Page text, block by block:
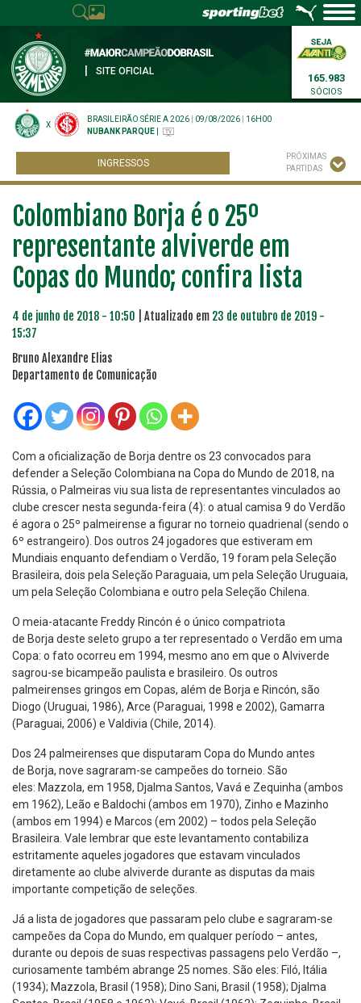
SITE OFICIAL
165.983
SÓCIOS
X
BRASILEIRÃO SÉRIE A 2026 09/08/2026
16H00
NUBANK PARQUE
INGRESSOS
PRÓXIMAS
PARTIDAS
Colombiano Borja é o 25º
representante alviverde em
Copas do Mundo; confira lista
4 de junho de 2018 - 10:50 | Atualizado em 23 de outubro de 2019 -
15:37
Bruno Alexandre Elias
Departamento de Comunicação
Com a oficialização de Borja dentre os 23 convocados para
defender a Seleção Colombiana na Copa do Mundo de 2018, na
Rússia, o Palmeiras viu sua lista de representantes vinculados ao
clube crescer nesta segunda-feira (4): o atual camisa 9 do Verdão
é agora o 25º palmeirense a figurar no torneio quadrienal (sendo o
6º estrangeiro). Dos outros 24 jogadores que estiveram em
Mundiais enquanto defendiam o Verdão, 19 foram pela Seleção
Brasileira, dois pela Seleção Paraguaia, um pela Seleção Uruguaia,
um pela Seleção Colombiana e outro pela Seleção Chilena.
O meia-atacante Freddy Rincón é o único compatriota
de Borja deste seleto grupo a ter representado o Verdão em uma
Copa: o fato ocorreu em 1994, mesmo ano em que o Alviverde
sagrou-se bicampeão paulista e brasileiro. Os outros
palmeirenses gringos em Copas, além de Borja e Rincón, são
Diogo (Uruguai, 1986), Arce (Paraguai, 1998 e 2002), Gamarra
(Paraguai, 2006) e Valdivia (Chile, 2014).
Dos 24 palmeirenses que disputaram Copa do Mundo antes
de Borja, nove sagraram-se campeões do torneio. São
eles: Mazzola, em 1958, Djalma Santos, Vavá e Zequinha (ambos
em 1962), Leão e Baldochi (ambos em 1970), Zinho e Mazinho
(ambos em 1994) e Marcos (em 2002) – todos pela Seleção
Brasileira. Vale lembrar que este levantamento contabiliza
estritamente aqueles jogadores que estavam vinculados
diretamente ao clube alviverde durante as disputas da mais
importante competição de seleções.
Já a lista de jogadores que passaram pelo clube e sagraram-se
campeões da Copa do Mundo, em qualquer período – antes,
durante ou depois de suas respectivas passagens pelo Verdão –,
curiosamente também abrange 25 nomes. São eles: Filó, Itália
(1934); Mazzola, Brasil (1958); Dino Sani, Brasil (1958); Djalma